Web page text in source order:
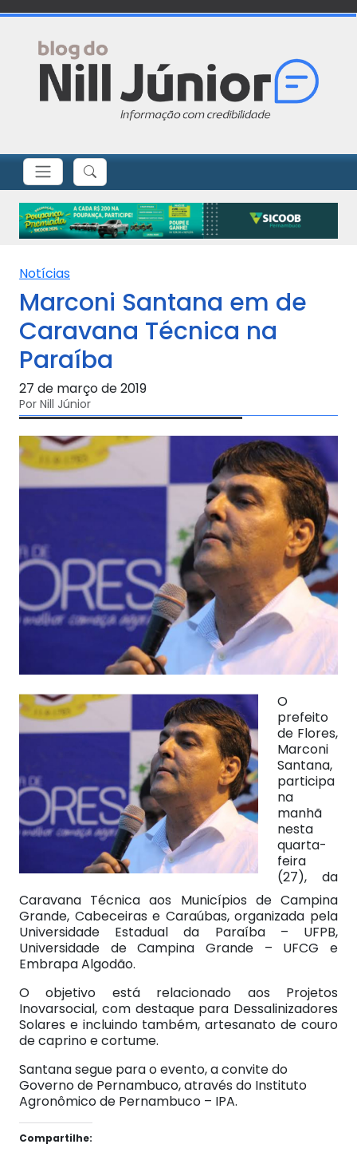
Notícias
Marconi Santana em de
Caravana Técnica na
Paraíba
27 de março de 2019
Por Nill Júnior
O
prefeito
de Flores,
Marconi
Santana,
participa
na
manhã
nesta
quarta-
feira
(27), da
Caravana Técnica aos Municípios de Campina
Grande, Cabeceiras e Caraúbas, organizada pela
Universidade Estadual da Paraíba – UFPB,
Universidade de Campina Grande – UFCG e
Embrapa Algodão.
O objetivo está relacionado aos Projetos
Inovarsocial, com destaque para Dessalinizadores
Solares e incluindo também, artesanato de couro
de caprino e cortume.
Santana segue para o evento, a convite do
Governo de Pernambuco, através do Instituto
Agronômico de Pernambuco – IPA.
Compartilhe: